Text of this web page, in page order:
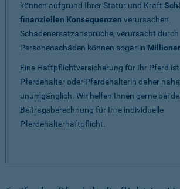
können aufgrund Ihrer Statur und Kraft
finanziellen Konsequenzen verursachen.
Schadenersatzansprüche, verursacht durch
Personenschäden können sogar in
Eine Haftpflichtversicherung für Ihr Pferd
Pferdehalter oder Pferdehalterin daher
unumgänglich. Wir helfen Ihnen gerne bei
Beitragsberechnung für Ihre individuelle
Pferdehalterhaftpflicht.